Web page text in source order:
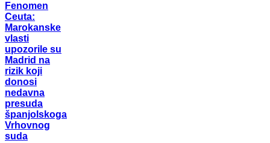
Fenomen
Ceuta:
Marokanske
vlasti
upozorile su
Madrid na
rizik koji
donosi
nedavna
presuda
španjolskoga
Vrhovnog
suda